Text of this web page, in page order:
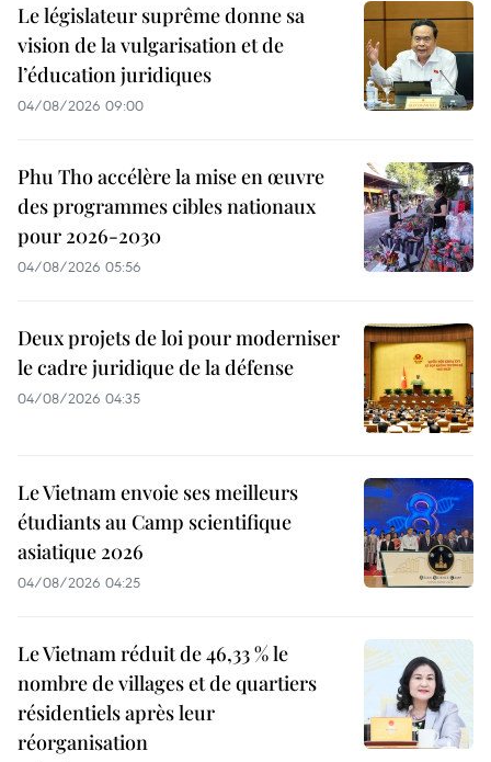
Le législateur suprême donne sa
vision de la vulgarisation et de
l’éducation juridiques
04/08/2026 09:00
Phu Tho accélère la mise en œuvre
des programmes cibles nationaux
pour 2026-2030
04/08/2026 05:56
Deux projets de loi pour moderniser
le cadre juridique de la défense
04/08/2026 04:35
Le Vietnam envoie ses meilleurs
étudiants au Camp scientifique
asiatique 2026
04/08/2026 04:25
Le Vietnam réduit de 46,33 % le
nombre de villages et de quartiers
résidentiels après leur
réorganisation